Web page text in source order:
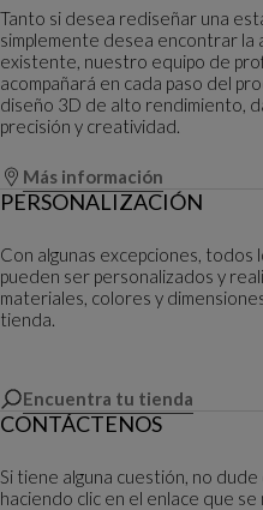
Tanto si desea rediseñar una
simplemente desea encontrar la
existente, nuestro equipo de
acompañará en cada paso del
diseño 3D de alto rendimiento,
precisión y creatividad.
Más información
PERSONALIZACIÓN
Con algunas excepciones, todos
pueden ser personalizados y
materiales, colores y
tienda.
Encuentra tu tienda
CONTÁCTENOS
Si tiene alguna cuestión, no
haciendo clic en el enlace que